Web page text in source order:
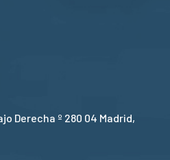
Derecha º 280 04 Madrid,